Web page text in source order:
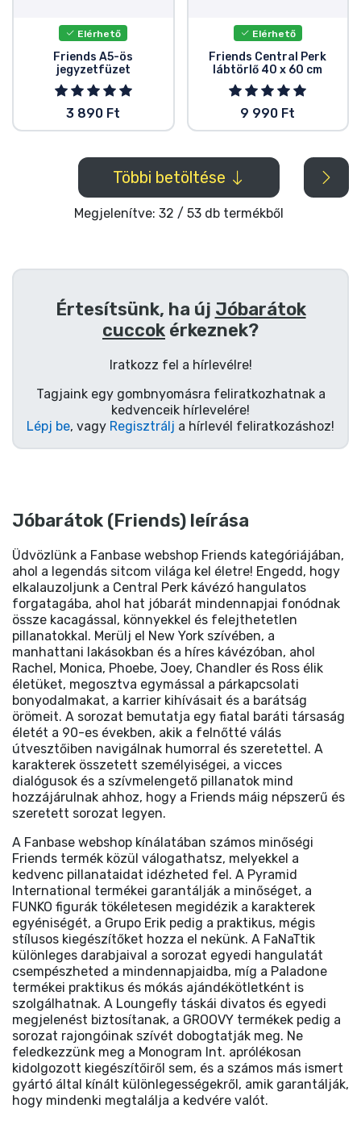
Elérhető
Friends A5-ös
jegyzetfüzet
3 890 Ft
Elérhető
Friends Central Perk
lábtörlő 40 x 60 cm
9 990 Ft
Többi betöltése
Megjelenítve: 32 / 53 db termékből
Értesítsünk, ha új Jóbarátok
cuccok érkeznek?
Iratkozz fel a hírlevélre!
Tagjaink egy gombnyomásra feliratkozhatnak a
kedvenceik hírlevelére!
Lépj be, vagy Regisztrálj a hírlevél feliratkozáshoz!
Jóbarátok (Friends) leírása
Üdvözlünk a Fanbase webshop Friends kategóriájában,
ahol a legendás sitcom világa kel életre! Engedd, hogy
elkalauzoljunk a Central Perk kávézó hangulatos
forgatagába, ahol hat jóbarát mindennapjai fonódnak
össze kacagással, könnyekkel és felejthetetlen
pillanatokkal. Merülj el New York szívében, a
manhattani lakásokban és a híres kávézóban, ahol
Rachel, Monica, Phoebe, Joey, Chandler és Ross élik
életüket, megosztva egymással a párkapcsolati
bonyodalmakat, a karrier kihívásait és a barátság
örömeit. A sorozat bemutatja egy fiatal baráti társaság
életét a 90-es években, akik a felnőtté válás
útvesztőiben navigálnak humorral és szeretettel. A
karakterek összetett személyiségei, a vicces
dialógusok és a szívmelengető pillanatok mind
hozzájárulnak ahhoz, hogy a Friends máig népszerű és
szeretett sorozat legyen.
A Fanbase webshop kínálatában számos minőségi
Friends termék közül válogathatsz, melyekkel a
kedvenc pillanataidat idézheted fel. A Pyramid
International termékei garantálják a minőséget, a
FUNKO figurák tökéletesen megidézik a karakterek
egyéniségét, a Grupo Erik pedig a praktikus, mégis
stílusos kiegészítőket hozza el nekünk. A FaNaTtik
különleges darabjaival a sorozat egyedi hangulatát
csempészheted a mindennapjaidba, míg a Paladone
termékei praktikus és mókás ajándékötletként is
szolgálhatnak. A Loungefly táskái divatos és egyedi
megjelenést biztosítanak, a GROOVY termékek pedig a
sorozat rajongóinak szívét dobogtatják meg. Ne
feledkezzünk meg a Monogram Int. aprólékosan
kidolgozott kiegészítőiről sem, és a számos más ismert
gyártó által kínált különlegességekről, amik garantálják,
hogy mindenki megtalálja a kedvére valót.